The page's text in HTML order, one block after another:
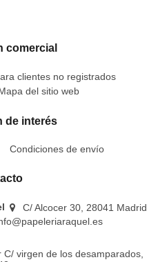
comercial
clientes no registrados
del sitio web
de interés
Condiciones de envío
C/ Alcocer 30, 28041 Madrid
virgen de los desamparados,